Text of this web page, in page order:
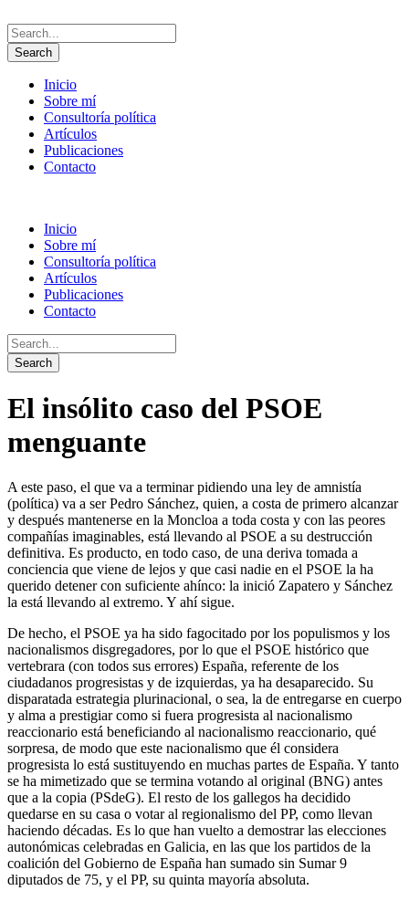
Inicio
Sobre mí
Consultoría política
Artículos
Publicaciones
Contacto
Inicio
Sobre mí
Consultoría política
Artículos
Publicaciones
Contacto
El insólito caso del PSOE
menguante
A este paso, el que va a terminar pidiendo una ley de amnistía
(política) va a ser Pedro Sánchez, quien, a costa de primero alcanzar
y después mantenerse en la Moncloa a toda costa y con las peores
compañías imaginables, está llevando al PSOE a su destrucción
definitiva. Es producto, en todo caso, de una deriva tomada a
conciencia que viene de lejos y que casi nadie en el PSOE la ha
querido detener con suficiente ahínco: la inició Zapatero y Sánchez
la está llevando al extremo. Y ahí sigue.
De hecho, el PSOE ya ha sido fagocitado por los populismos y los
nacionalismos disgregadores, por lo que el PSOE histórico que
vertebrara (con todos sus errores) España, referente de los
ciudadanos progresistas y de izquierdas, ya ha desaparecido. Su
disparatada estrategia plurinacional, o sea, la de entregarse en cuerpo
y alma a prestigiar como si fuera progresista al nacionalismo
reaccionario está beneficiando al nacionalismo reaccionario, qué
sorpresa, de modo que este nacionalismo que él considera
progresista lo está sustituyendo en muchas partes de España. Y tanto
se ha mimetizado que se termina votando al original (BNG) antes
que a la copia (PSdeG). El resto de los gallegos ha decidido
quedarse en su casa o votar al regionalismo del PP, como llevan
haciendo décadas. Es lo que han vuelto a demostrar las elecciones
autonómicas celebradas en Galicia, en las que los partidos de la
coalición del Gobierno de España han sumado sin Sumar 9
diputados de 75, y el PP, su quinta mayoría absoluta.